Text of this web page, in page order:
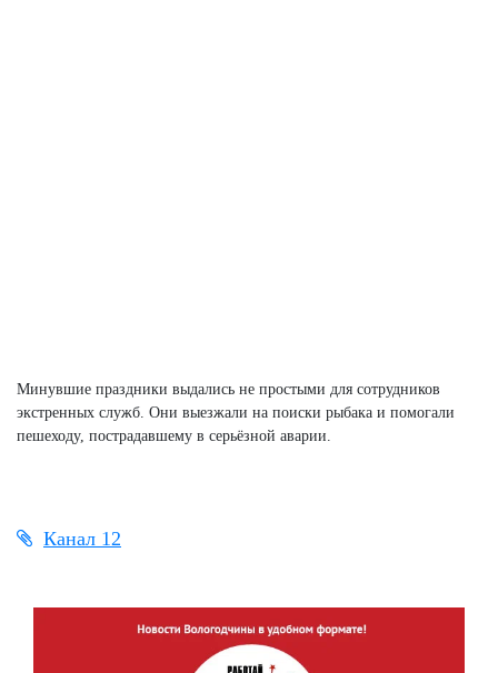
Минувшие праздники выдались не простыми для сотрудников
экстренных служб. Они выезжали на поиски рыбака и помогали
пешеходу, пострадавшему в серьёзной аварии.
Канал 12